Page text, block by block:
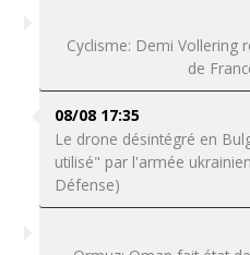
Cyclisme: Demi Vollering
de
08/08 17:35
Le drone désintégré en
utilisé" par l'armée
Défense)